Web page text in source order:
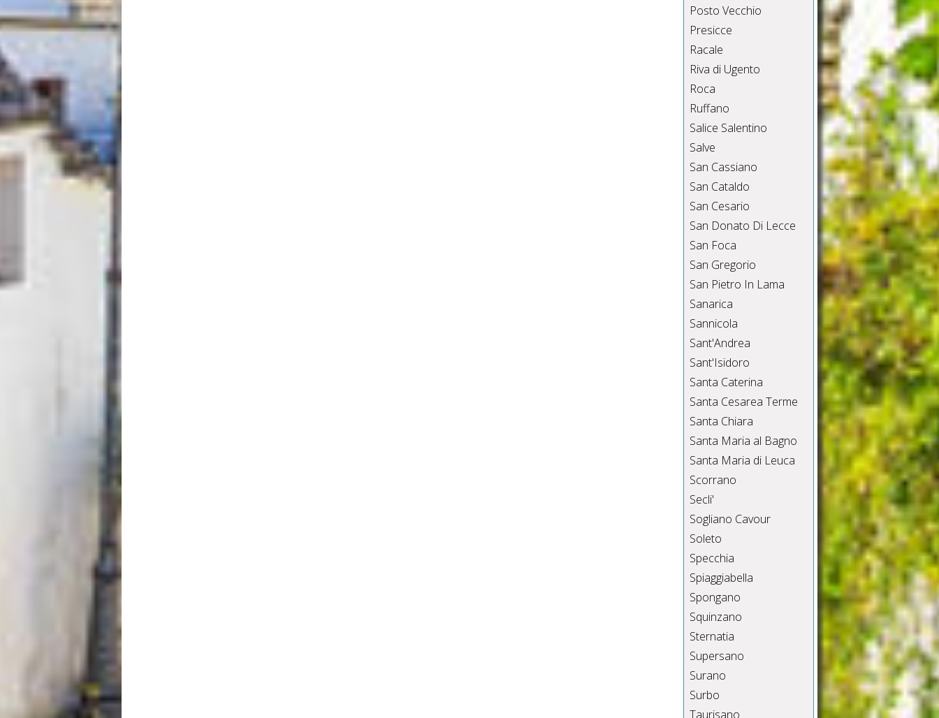
Posto Vecchio
Presicce
Racale
Riva di Ugento
Roca
Ruffano
Salice Salentino
Salve
San Cassiano
San Cataldo
San Cesario
San Donato Di Lecce
San Foca
San Gregorio
San Pietro In Lama
Sanarica
Sannicola
Sant'Andrea
Sant'Isidoro
Santa Caterina
Santa Cesarea Terme
Santa Chiara
Santa Maria al Bagno
Santa Maria di Leuca
Scorrano
Secli'
Sogliano Cavour
Soleto
Specchia
Spiaggiabella
Spongano
Squinzano
Sternatia
Supersano
Surano
Surbo
Taurisano